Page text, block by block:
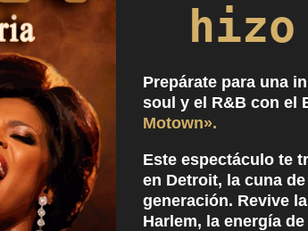
Prepárate para una
soul y el R&B con el
Motown».
Este espectáculo te
en Detroit, la cuna
generación. Revive
Harlem, la energía